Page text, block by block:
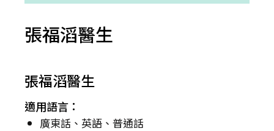
張福滔醫生
張福滔醫生
適用語言：
廣東話、英語、普通話